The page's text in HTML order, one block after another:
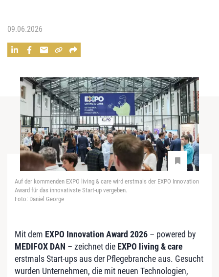
09.06.2026
Auf der kommenden EXPO living & care wird erstmals der EXPO Innovation
Award für das innovativste Start-up vergeben.
Foto: Daniel George
Mit dem EXPO Innovation Award 2026 – powered by
MEDIFOX DAN – zeichnet die EXPO living & care
erstmals Start-ups aus der Pflegebranche aus. Gesucht
wurden Unternehmen, die mit neuen Technologien,